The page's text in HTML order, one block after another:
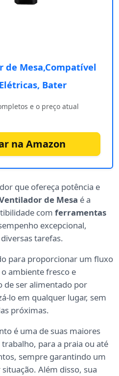
Mesa,Compatível
Bater
e o preço atual
na Amazon
que ofereça potência e
de Mesa é a
com ferramentas
excepcional,
tarefas.
para proporcionar um fluxo
ambiente fresco e
de ser alimentado por
lo em qualquer lugar, sem
próximas.
é uma de suas maiores
para a praia ou até
sempre garantindo um
Além disso, sua